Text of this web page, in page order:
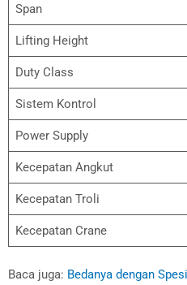
Span
Lifting Height
Duty Class
Sistem Kontrol
Power Supply
Kecepatan Angkut
Kecepatan Troli
Kecepatan Crane
Baca juga: Bedanya dengan